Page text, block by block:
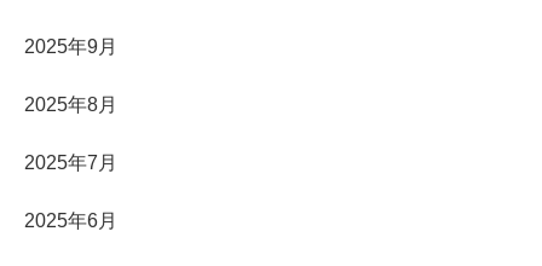
2025年9月
2025年8月
2025年7月
2025年6月